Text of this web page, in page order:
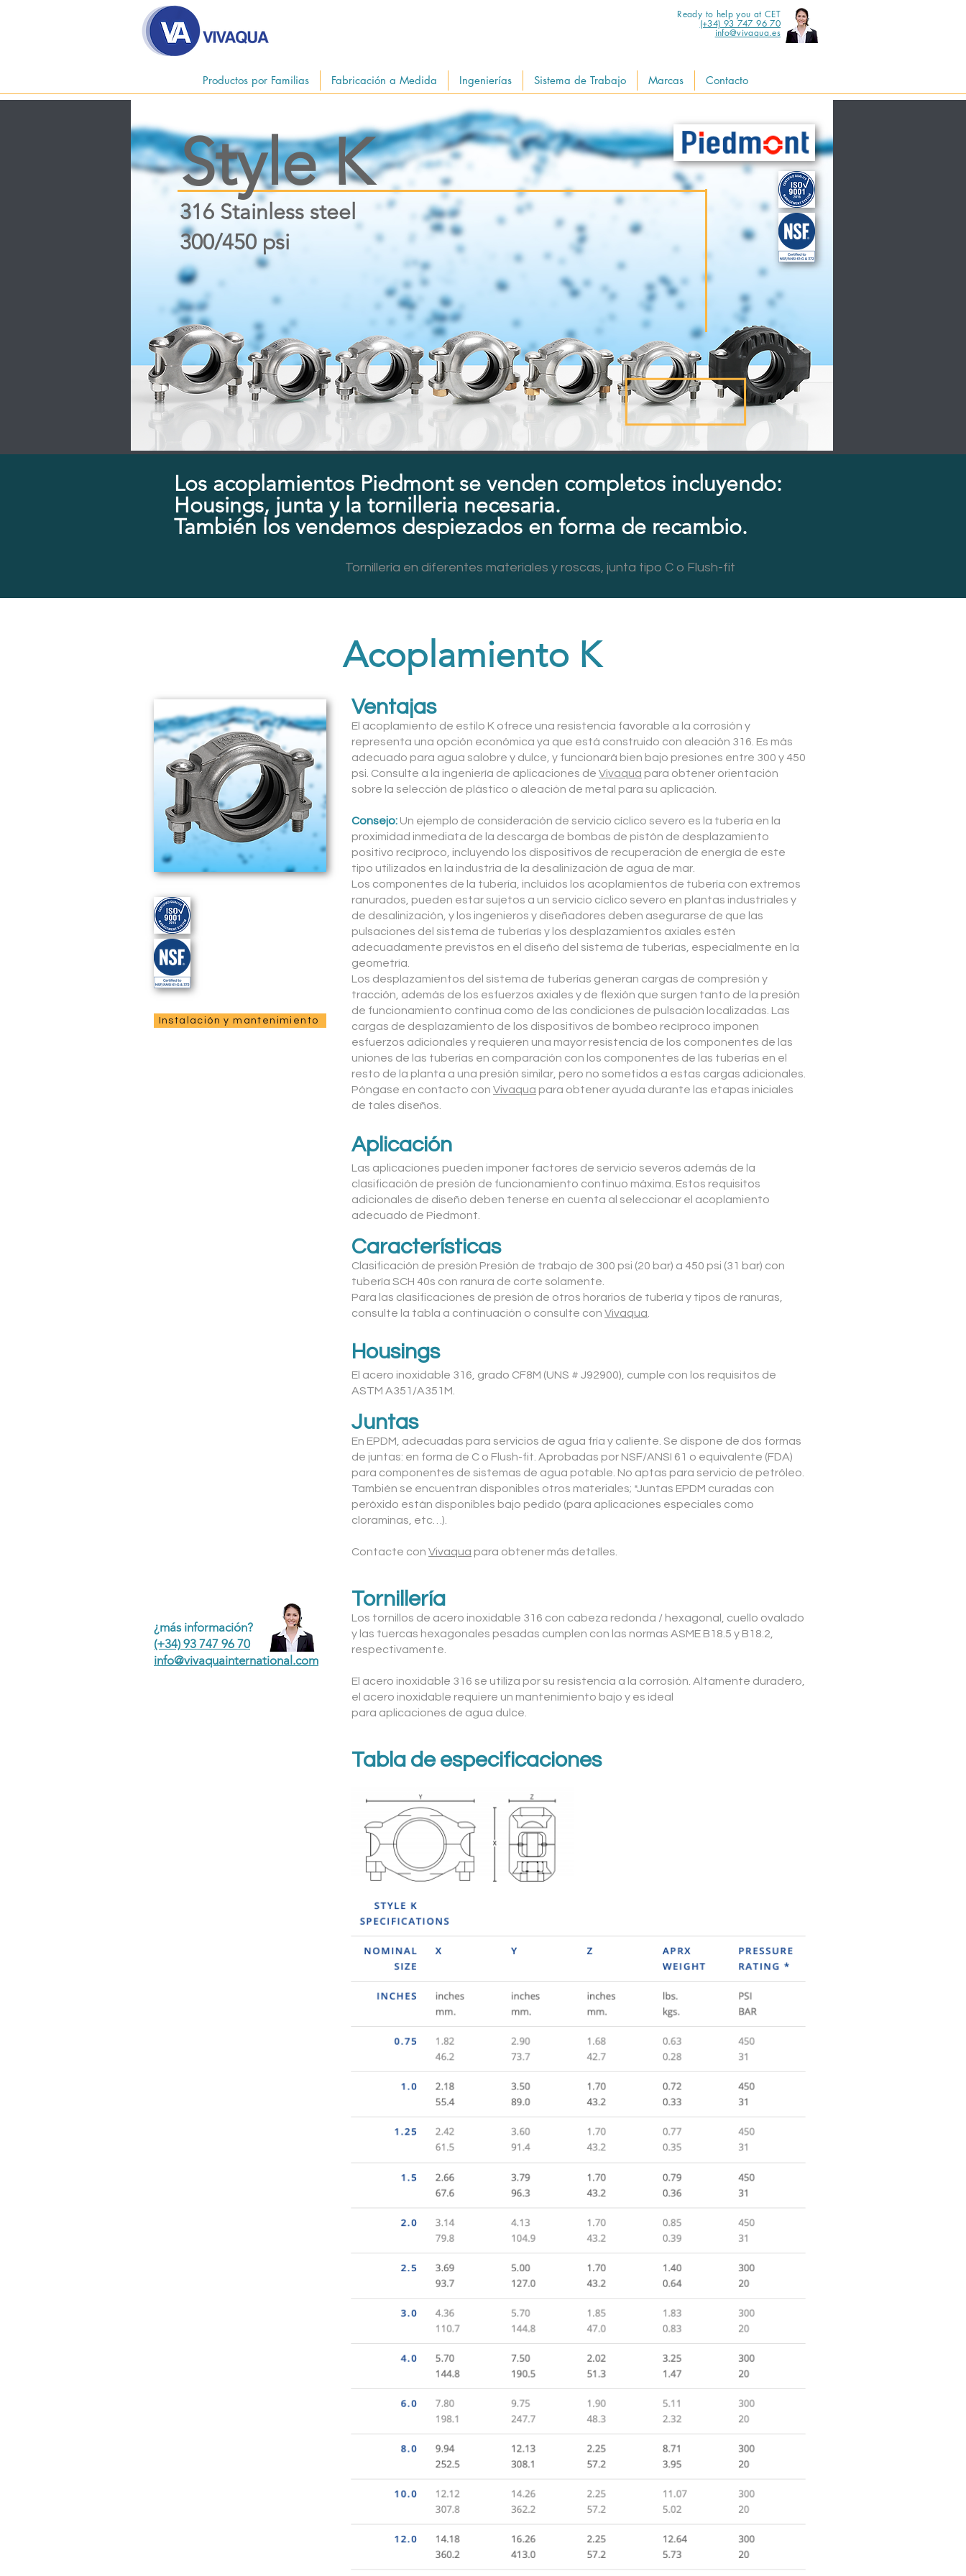
Ready to help you at CET
(+34) 93 747 96 70
info@vivaqua.es
Productos por Familias Fabricación a Medida Ingenierías Sistema de Trabajo Marcas Contacto
Style K
316 Stainless steel
300/450 psi
Los acoplamientos Piedmont se venden completos incluyendo:
Housings, junta y la tornilleria necesaria.
También los vendemos despiezados en forma de recambio.
Tornillería en diferentes materiales y roscas, junta tipo C o Flush-fit
Acoplamiento K
Instalación y mantenimiento
¿más información?
(+34) 93 747 96 70
info@vivaquainternational.com
Ventajas
El acoplamiento de estilo K ofrece una resistencia favorable a la corrosión y
representa una opción económica ya que está construido con aleación 316. Es más
adecuado para agua salobre y dulce, y funcionará bien bajo presiones entre 300 y 450
psi. Consulte a la ingeniería de aplicaciones de Vivaqua para obtener orientación
sobre la selección de plástico o aleación de metal para su aplicación.
Consejo: Un ejemplo de consideración de servicio cíclico severo es la tubería en la
proximidad inmediata de la descarga de bombas de pistón de desplazamiento
positivo recíproco, incluyendo los dispositivos de recuperación de energía de este
tipo utilizados en la industria de la desalinización de agua de mar.
Los componentes de la tubería, incluidos los acoplamientos de tubería con extremos
ranurados, pueden estar sujetos a un servicio cíclico severo en plantas industriales y
de desalinización, y los ingenieros y diseñadores deben asegurarse de que las
pulsaciones del sistema de tuberías y los desplazamientos axiales estén
adecuadamente previstos en el diseño del sistema de tuberías, especialmente en la
geometría.
Los desplazamientos del sistema de tuberías generan cargas de compresión y
tracción, además de los esfuerzos axiales y de flexión que surgen tanto de la presión
de funcionamiento continua como de las condiciones de pulsación localizadas. Las
cargas de desplazamiento de los dispositivos de bombeo recíproco imponen
esfuerzos adicionales y requieren una mayor resistencia de los componentes de las
uniones de las tuberías en comparación con los componentes de las tuberías en el
resto de la planta a una presión similar, pero no sometidos a estas cargas adicionales.
Póngase en contacto con Vivaqua para obtener ayuda durante las etapas iniciales
de tales diseños.
Aplicación
Las aplicaciones pueden imponer factores de servicio severos además de la
clasificación de presión de funcionamiento continuo máxima. Estos requisitos
adicionales de diseño deben tenerse en cuenta al seleccionar el acoplamiento
adecuado de Piedmont.
Características
Clasificación de presión Presión de trabajo de 300 psi (20 bar) a 450 psi (31 bar) con
tubería SCH 40s con ranura de corte solamente.
Para las clasificaciones de presión de otros horarios de tubería y tipos de ranuras,
consulte la tabla a continuación o consulte con Vivaqua
Housings
El acero inoxidable 316, grado CF8M (UNS # J92900), cumple con los requisitos de
ASTM A351/A351M.
Juntas
En EPDM, adecuadas para servicios de agua fría y caliente. Se dispone de dos formas
de juntas: en forma de C o Flush-fit. Aprobadas por NSF/ANSI 61 o equivalente (FDA)
para componentes de sistemas de agua potable. No aptas para servicio de petróleo.
También se encuentran disponibles otros materiales; *Juntas EPDM curadas con
peróxido están disponibles bajo pedido (para aplicaciones especiales como
cloraminas, etc…).
Contacte con Vivaqua para obtener más detalles.
Tornillería
Los tornillos de acero inoxidable 316 con cabeza redonda / hexagonal, cuello ovalado
y las tuercas hexagonales pesadas cumplen con las normas ASME B18.5 y B18.2,
respectivamente.
El acero inoxidable 316 se utiliza por su resistencia a la corrosión. Altamente duradero,
el acero inoxidable requiere un mantenimiento bajo y es ideal
para aplicaciones de agua dulce.
Tabla de especificaciones